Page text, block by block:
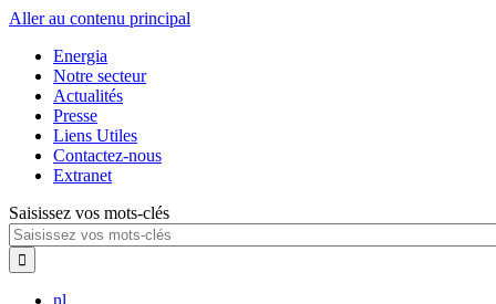
Aller au contenu principal
Energia
Notre secteur
Actualités
Presse
Liens Utiles
Contactez-nous
Extranet
Saisissez vos mots-clés
nl